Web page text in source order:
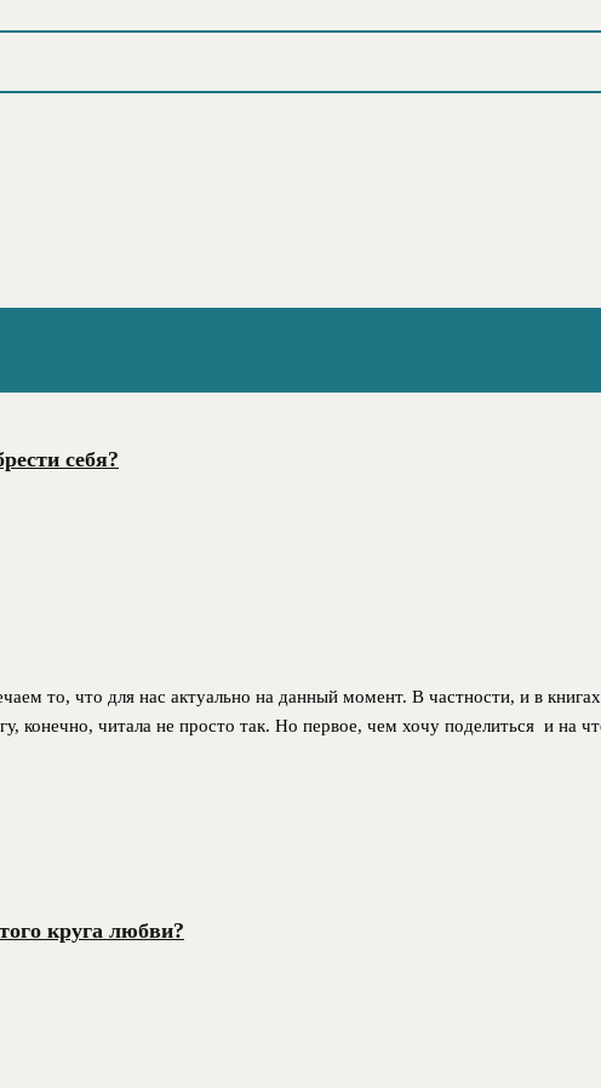
себя?
то, что для нас актуально на данный момент. В частности, и в
конечно, читала не просто так. Но первое, чем хочу поделиться и на
круга любви?